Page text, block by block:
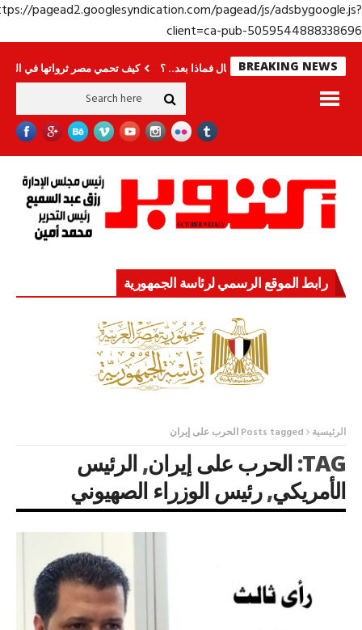
https://pagead2.googlesyndication.com/pagead/js/
client=ca-pub-
BREAKING NEWS
انتهى المونديال فماذا بعد.. ؟ كيف تحمي مصر ثرواتها في الجنوب؟
رابط الموقع الرسمي لرئاسة الجمهورية
الرئيسية Posts tagged الحرب على إيران
TAG: الحرب على إيران,الرئيس
الأمريكي,رئيس الوزراء الصهيوني